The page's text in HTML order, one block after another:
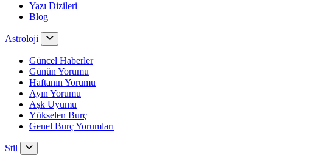
Yazı Dizileri
Blog
Astroloji
Güncel Haberler
Günün Yorumu
Haftanın Yorumu
Ayın Yorumu
Aşk Uyumu
Yükselen Burç
Genel Burç Yorumları
Stil